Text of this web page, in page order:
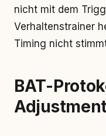
nicht mit dem
Verhaltenstrainer
Timing nicht
BAT-